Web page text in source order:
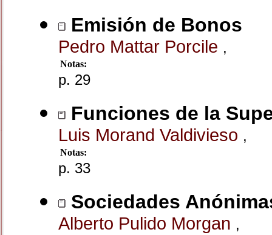
Emisión de Bonos
Pedro Mattar Porcile ,
Notas:
p. 29
Funciones de la
Luis Morand Valdivieso ,
Notas:
p. 33
Sociedades
Alberto Pulido Morgan ,